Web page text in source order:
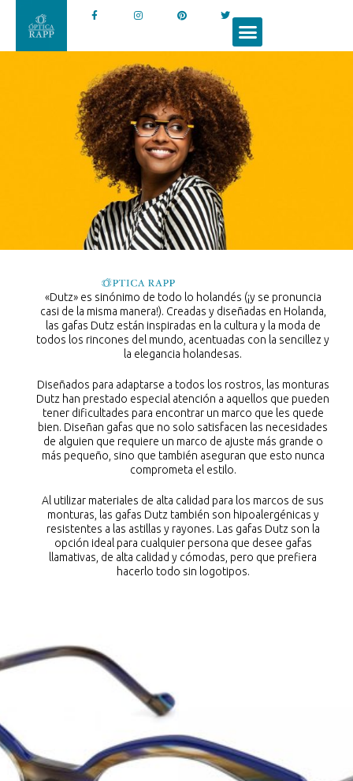
«Dutz» es sinónimo de todo lo holandés (¡y se pronuncia
casi de la misma manera!). Creadas y diseñadas en Holanda,
las gafas Dutz están inspiradas en la cultura y la moda de
todos los rincones del mundo, acentuadas con la sencillez y
la elegancia holandesas.
Diseñados para adaptarse a todos los rostros, las monturas
Dutz han prestado especial atención a aquellos que pueden
tener dificultades para encontrar un marco que les quede
bien. Diseñan gafas que no solo satisfacen las necesidades
de alguien que requiere un marco de ajuste más grande o
más pequeño, sino que también aseguran que esto nunca
comprometa el estilo.
Al utilizar materiales de alta calidad para los marcos de sus
monturas, las gafas Dutz también son hipoalergénicas y
resistentes a las astillas y rayones. Las gafas Dutz son la
opción ideal para cualquier persona que desee gafas
llamativas, de alta calidad y cómodas, pero que prefiera
hacerlo todo sin logotipos.